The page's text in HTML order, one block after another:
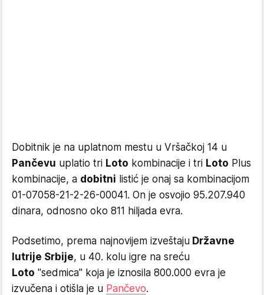
Dobitnik je na uplatnom mestu u Vršačkoj 14 u
Pančevu uplatio tri Loto kombinacije i tri Loto Plus
kombinacije, a dobitni listić je onaj sa kombinacijom
01-07058-21-2-26-00041. On je osvojio 95.207.940
dinara, odnosno oko 811 hiljada evra.
Podsetimo, prema najnovijem izveštaju Državne
lutrije Srbije, u 40. kolu igre na sreću
Loto "sedmica" koja je iznosila 800.000 evra je
izvučena i otišla je u Pančevo.